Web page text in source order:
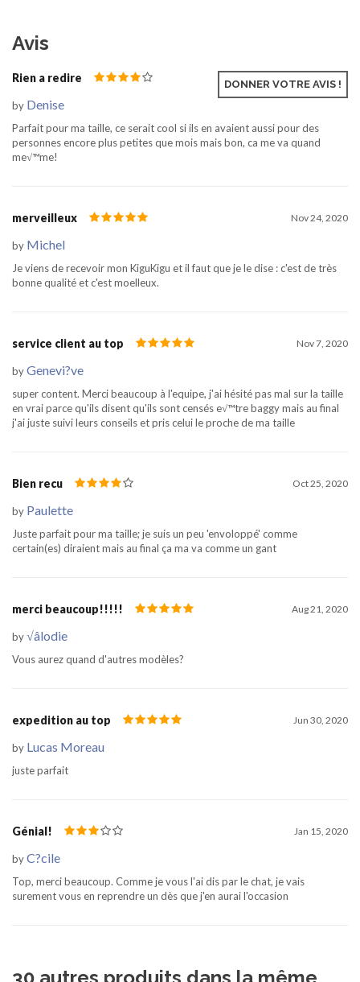
Avis
Rien a redire Jan 12, 2021
by Denise
Parfait pour ma taille, ce serait cool si ils en avaient aussi pour des
personnes encore plus petites que mois mais bon, ca me va quand
me√™me!
merveilleux Nov 24, 2020
by Michel
Je viens de recevoir mon KiguKigu et il faut que je le dise : c'est de très
bonne qualité et c'est moelleux.
service client au top Nov 7, 2020
byGenevi?ve
super content. Merci beaucoup à l'equipe, j'ai hésité pas mal sur la taille
en vrai parce qu'ils disent qu'ils sont censés e√™tre baggy mais au final
j'ai juste suivi leurs conseils et pris celui le proche de ma taille
Bien recu Oct 25, 2020
by Paulette
Juste parfait pour ma taille; je suis un peu 'envoloppé' comme
certain(es) diraient mais au final ça ma va comme un gant
merci beaucoup!!!!! Aug 21, 2020
by√âlodie
Vous aurez quand d'autres modèles?
expedition au top Jun 30, 2020
by Lucas Moreau
juste parfait
Génial! Jan 15, 2020
byC?cile
Top, merci beaucoup. Comme je vous l'ai dis par le chat, je vais
surement vous en reprendre un dès que j'en aurai l'occasion
DONNER VOTRE AVIS !